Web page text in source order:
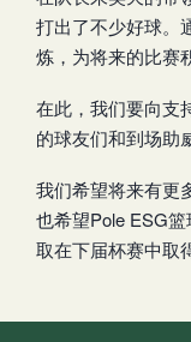
打出了不少好球。
炼，为将来的比赛
在此，我们要向支
的球友们和到场助
我们希望将来有更
也希望Pole ESG
取在下届杯赛中取